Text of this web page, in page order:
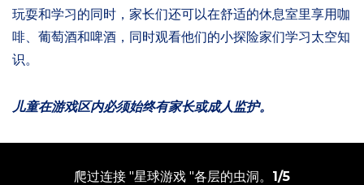
玩耍和学习的同时，家长们还可以在舒适的休息室里享用咖
啡、葡萄酒和啤酒，同时观看他们的小探险家们学习太空知
识。
儿童在游戏区内必须始终有家长或成人监护。
爬过连接 "星球游戏 "各层的虫洞。 1/5